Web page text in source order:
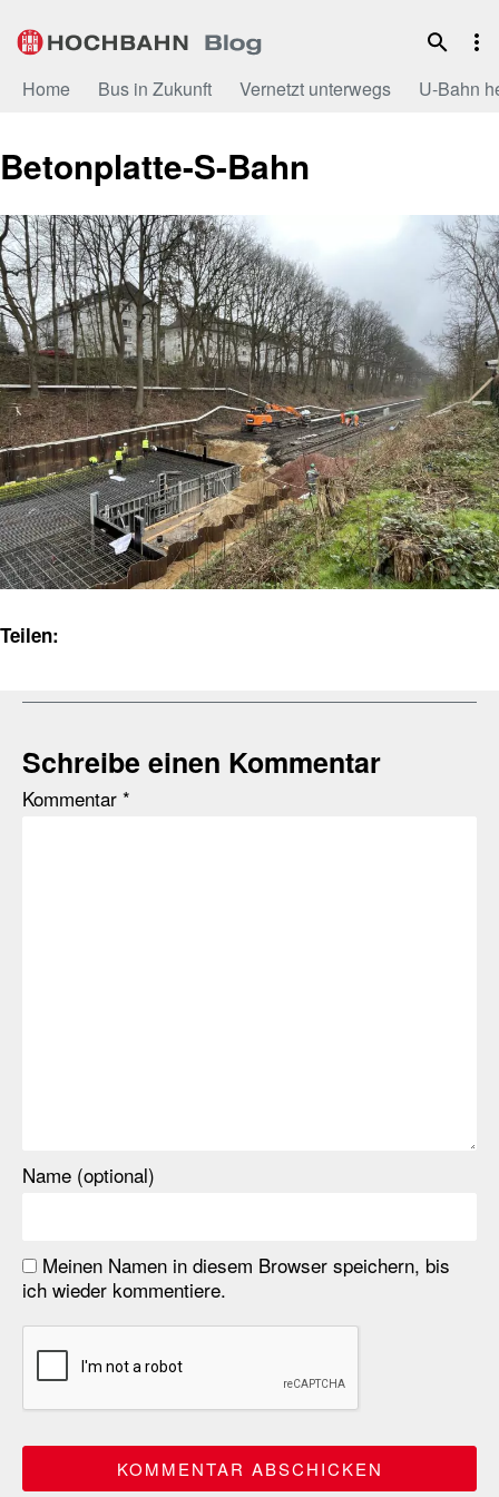
Inhalt
Home Bus in Zukunft Vernetzt unterwegs U-Bahn
Betonplatte-S-Bahn
Teilen:
Schreibe einen Kommentar
Kommentar *
Name (optional)
Meinen Namen in diesem Browser speichern, bis
ich wieder kommentiere.